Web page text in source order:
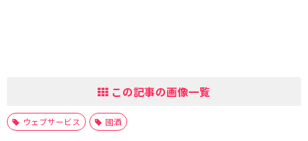
この記事の画像一覧
ウェブサービス 國酒